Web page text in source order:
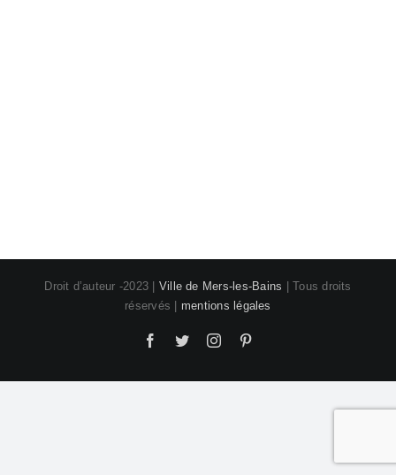
Droit d’auteur -2023 | Ville de Mers-les-Bains | Tous droits
réservés | mentions légales
Facebook
TwitterInstagram